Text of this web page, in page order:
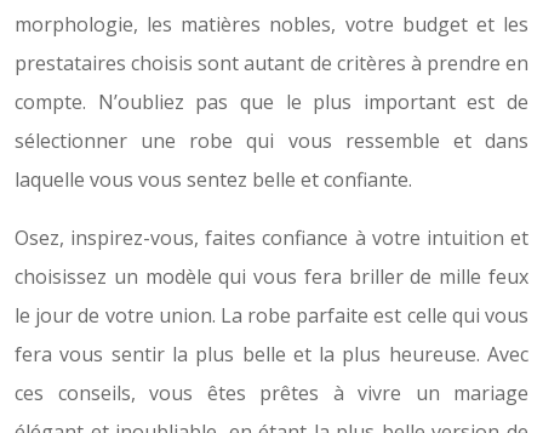
morphologie, les matières nobles, votre budget et les
prestataires choisis sont autant de critères à prendre en
compte. N’oubliez pas que le plus important est de
sélectionner une robe qui vous ressemble et dans
laquelle vous vous sentez belle et confiante.
Osez, inspirez-vous, faites confiance à votre intuition et
choisissez un modèle qui vous fera briller de mille feux
le jour de votre union. La robe parfaite est celle qui vous
fera vous sentir la plus belle et la plus heureuse. Avec
ces conseils, vous êtes prêtes à vivre un mariage